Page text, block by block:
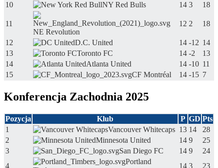
10
NY Red Bulls 14 3 18
11
NE Revolution
12 2 18
12 D.C. United 14 -12 14
13
Toronto FC 14 -2
13
14
Atlanta United 14 -10 11
15
CF Montréal 14 -15 7
Konferencja Zachodnia 2025
Pozycja Klub P GD Pts
1
Vancouver Whitecaps 13 14
28
2
Minnesota United 14 9
25
3
San Diego FC 14 9
24
4
Portland
14 3 23